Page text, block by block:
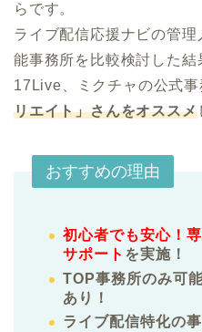
らです。
ライブ配信応援ナビの管
能事務所を比較検討した
17Live、ミクチャの公式事
リエイト」さんをオススメ
おすすめの理由
初心者でも安心！
サポート を実施！
TOP事務所のみ可
あり！
ライブ配信特化の